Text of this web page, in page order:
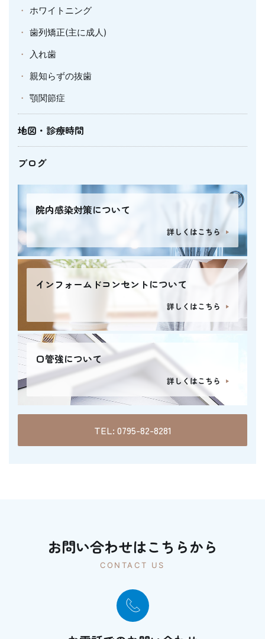
ホワイトニング
歯列矯正(主に成人)
入れ歯
親知らずの抜歯
顎関節症
地図・診療時間
ブログ
院内感染対策について
詳しくはこちら
インフォームドコンセントについて
詳しくはこちら
口管強について
詳しくはこちら
TEL: 0795-82-8281
お問い合わせはこちらから
CONTACT US